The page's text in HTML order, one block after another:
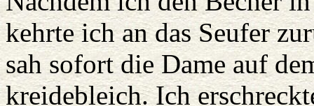
kehrte ich an das Seufer
sah sofort die Dame auf
kreidebleich. Ich